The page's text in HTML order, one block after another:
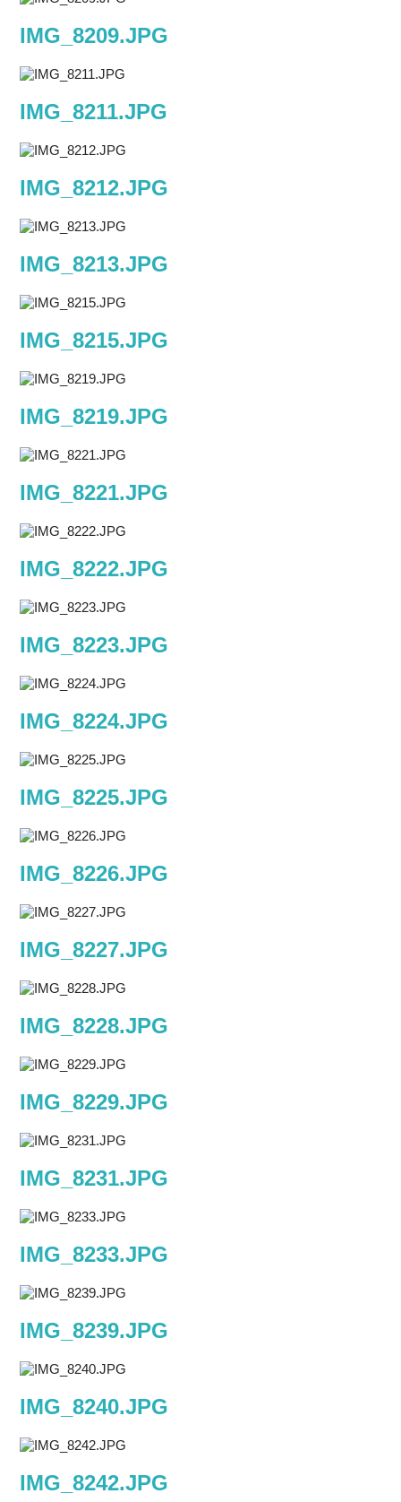
IMG_8209.JPG
IMG_8211.JPG
IMG_8212.JPG
IMG_8213.JPG
IMG_8215.JPG
IMG_8219.JPG
IMG_8221.JPG
IMG_8222.JPG
IMG_8223.JPG
IMG_8224.JPG
IMG_8225.JPG
IMG_8226.JPG
IMG_8227.JPG
IMG_8228.JPG
IMG_8229.JPG
IMG_8231.JPG
IMG_8233.JPG
IMG_8239.JPG
IMG_8240.JPG
IMG_8242.JPG